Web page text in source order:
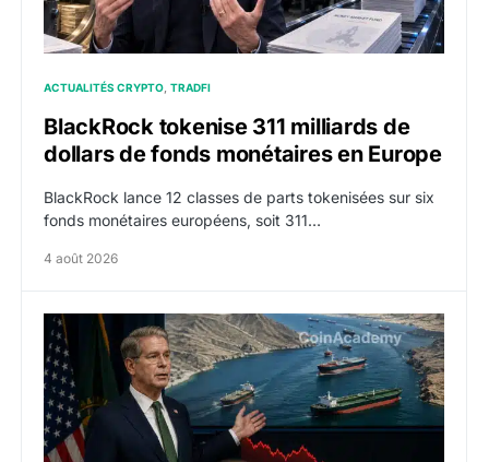
ACTUALITÉS CRYPTO TRADFI
BlackRock tokenise 311 milliards de
dollars de fonds monétaires en Europe
BlackRock lance 12 classes de parts tokenisées sur six
fonds monétaires européens, soit 311…
4 août 2026
Pétrole : le Brent passe sous 80 dollars après